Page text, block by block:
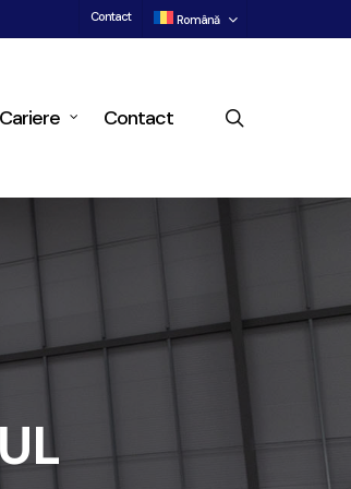
Contact Română
Cariere Contact